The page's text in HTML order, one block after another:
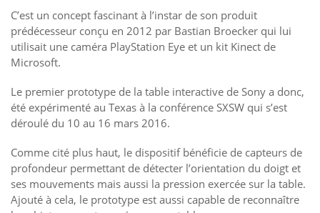
C’est un concept fascinant à l’instar de son produit
prédécesseur conçu en 2012 par Bastian Broecker qui lui
utilisait une caméra PlayStation Eye et un kit Kinect de
Microsoft.
Le premier prototype de la table interactive de Sony a donc,
été expérimenté au Texas à la conférence SXSW qui s’est
déroulé du 10 au 16 mars 2016.
Comme cité plus haut, le dispositif bénéficie de capteurs de
profondeur permettant de détecter l’orientation du doigt et
ses mouvements mais aussi la pression exercée sur la table.
Ajouté à cela, le prototype est aussi capable de reconnaître